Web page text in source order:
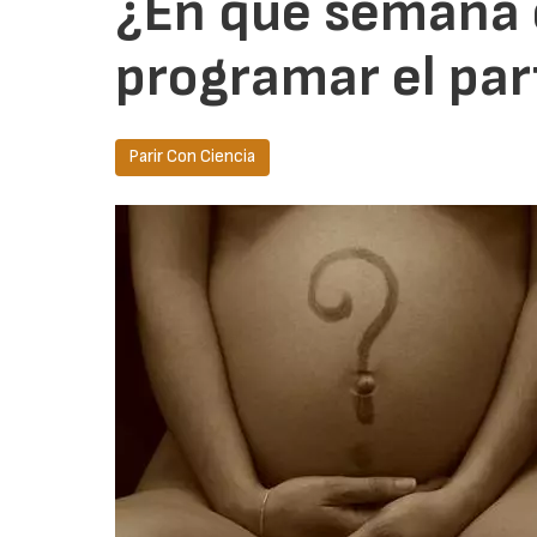
programar el
Parir Con Ciencia